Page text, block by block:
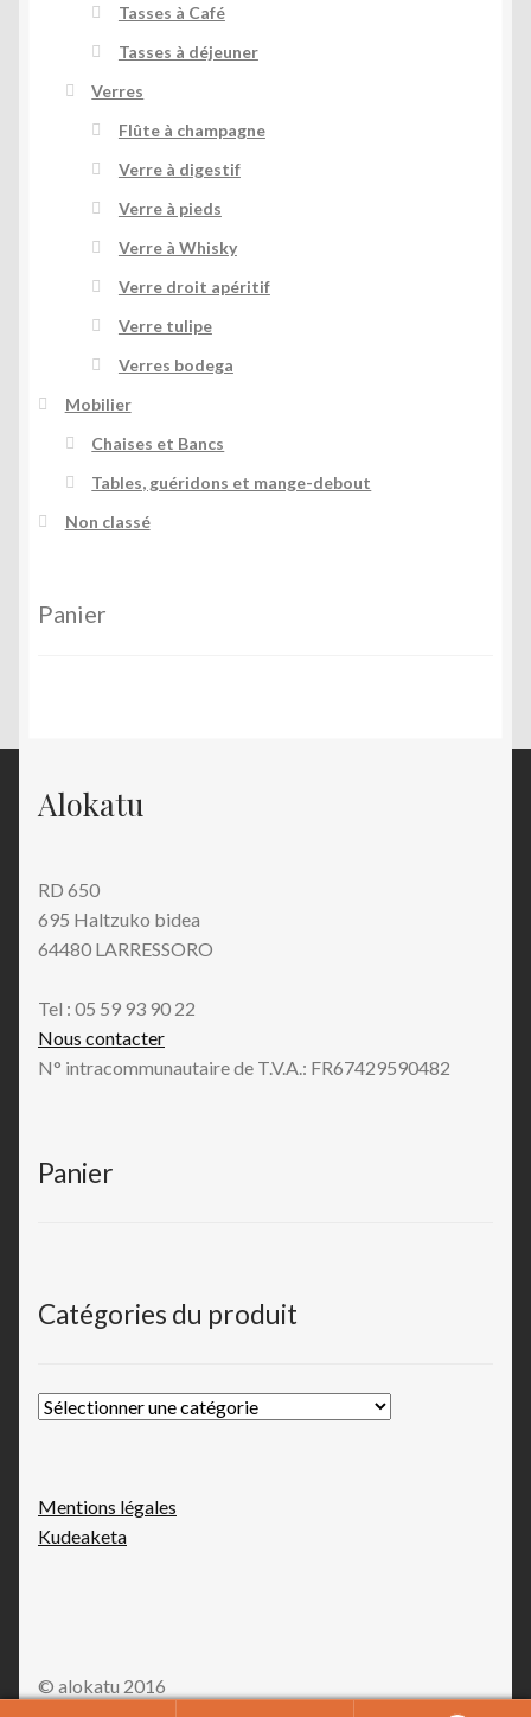
Tasses à Café
Tasses à déjeuner
Verres
Flûte à champagne
Verre à digestif
Verre à pieds
Verre à Whisky
Verre droit apéritif
Verre tulipe
Verres bodega
Mobilier
Chaises et Bancs
Tables, guéridons et mange-debout
Non classé
Panier
Alokatu
RD 650
695 Haltzuko bidea
64480 LARRESSORO
Tel : 05 59 93 90 22
Nous contacter
N° intracommunautaire de T.V.A.: FR67429590482
Panier
Catégories du produit
Mentions légales
Kudeaketa
© alokatu 2016